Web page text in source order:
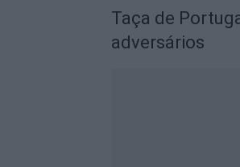
Taça de
adversários